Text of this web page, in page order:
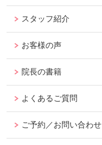
スタッフ紹介
お客様の声
院長の書籍
よくあるご質問
ご予約／お問い合わせ